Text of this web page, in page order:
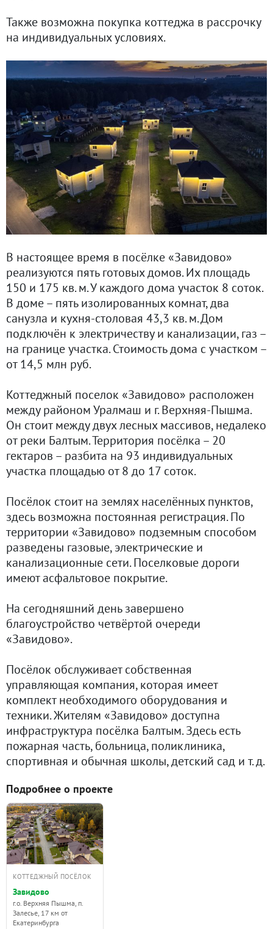
Также возможна покупка коттеджа в рассрочку
на индивидуальных условиях.
В настоящее время в посёлке «Завидово»
реализуются пять готовых домов. Их площадь
150 и 175 кв. м. У каждого дома участок 8 соток.
В доме – пять изолированных комнат, два
санузла и кухня-столовая 43,3 кв. м. Дом
подключён к электричеству и канализации, газ –
на границе участка. Стоимость дома с участком –
от 14,5 млн руб.
Коттеджный поселок «Завидово» расположен
между районом Уралмаш и г. Верхняя-Пышма.
Он стоит между двух лесных массивов, недалеко
от реки Балтым. Территория посёлка – 20
гектаров – разбита на 93 индивидуальных
участка площадью от 8 до 17 соток.
Посёлок стоит на землях населённых пунктов,
здесь возможна постоянная регистрация. По
территории «Завидово» подземным способом
разведены газовые, электрические и
канализационные сети. Поселковые дороги
имеют асфальтовое покрытие.
На сегодняшний день завершено
благоустройство четвёртой очереди
«Завидово».
Посёлок обслуживает собственная
управляющая компания, которая имеет
комплект необходимого оборудования и
техники. Жителям «Завидово» доступна
инфраструктура посёлка Балтым. Здесь есть
пожарная часть, больница, поликлиника,
спортивная и обычная школы, детский сад и т. д.
Подробнее о проекте
КОТТЕДЖНЫЙ ПОСЁЛОК
Завидово
г.о. Верхняя Пышма, п.
Залесье, 17 км от
Екатеринбурга